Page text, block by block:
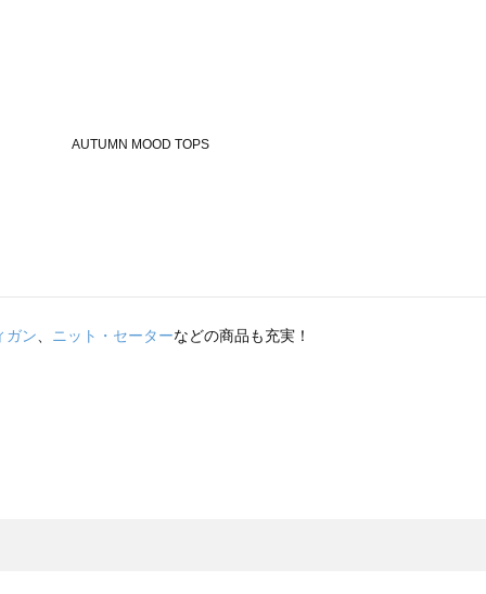
ガン ニット・セーターなどの商品も充実！